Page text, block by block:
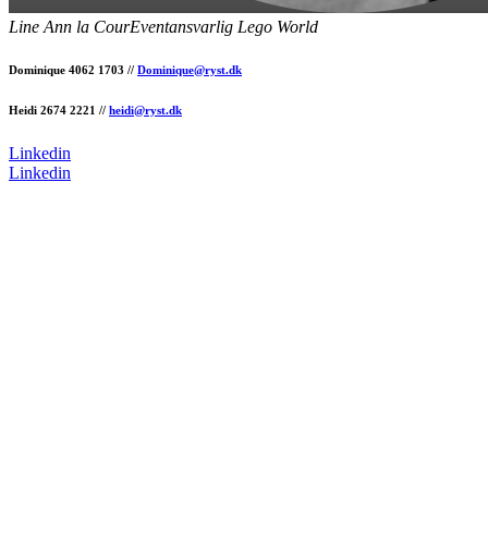
Line Ann la CourEventansvarlig Lego World
Dominique 4062 1703 // Dominique@ryst.dk
Heidi 2674 2221 // heidi@ryst.dk
Linkedin
Linkedin